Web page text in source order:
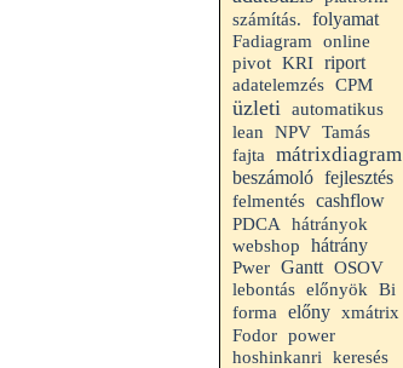
számítás.
folyamat
Fadiagram
online
pivot KRI riport
adatelemzés CPM
üzleti automatikus
lean
NPV Tamás
fajta
mátrixdiagram
beszámoló fejlesztés
felmentés cashflow
PDCA
hátrányok
webshop
hátrány
Pwer Gantt OSOV
lebontás előnyök
Bi
forma
előny xmátrix
Fodor power
hoshinkanri
keresés